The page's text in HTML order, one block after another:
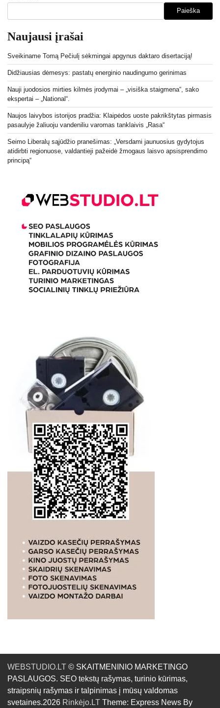
Paieška
Naujausi įrašai
Sveikiname Tomą Pečiulį sėkmingai apgynus daktaro disertaciją!
Didžiausias dėmesys: pastatų energinio naudingumo gerinimas
Nauji juodosios mirties kilmės įrodymai – „visiška staigmena“, sako
ekspertai – „National“.
Naujos laivybos istorijos pradžia: Klaipėdos uoste pakrikštytas pirmasis
pasaulyje žaliuoju vandeniliu varomas tanklaivis „Rasa“
Seimo Liberalų sąjūdžio pranešimas: „Versdami jaunuosius gydytojus
atidirbti regionuose, valdantieji pažeidė žmogaus laisvo apsisprendimo
principą“
WEBSTUDIO.LT © SKAITMENINIO MARKETINGO
PASLAUGOS. SEO tekstų rašymas, turinio kūrimas,
straipsnių rašymas ir talpinimas į mūsų valdomas
svetaines.2026 Rinkėjo.LT Theme: Express News By